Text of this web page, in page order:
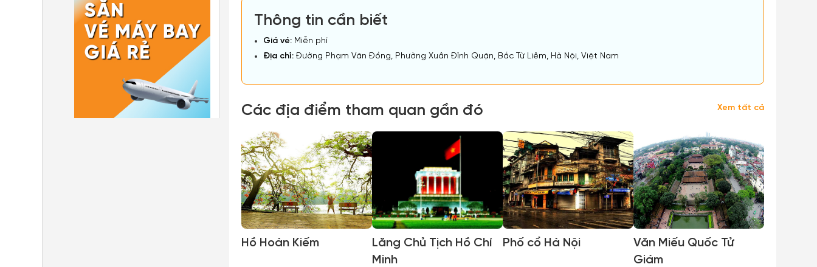
Thông tin cần biết
Giá vé: Miễn phí
Địa chỉ: Đường Phạm Văn Đồng, Phường Xuân Đỉnh Quận, Bắc Từ Liêm, Hà Nội, Việt Nam
Các địa điểm tham quan gần đó Xem tất cả
Hồ Hoàn Kiếm
Lăng Chủ Tịch Hồ Chí
Minh
Phố cổ Hà Nội
Văn Miếu Quốc Tử
Giám